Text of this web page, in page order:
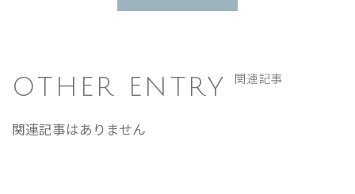
OTHER ENTRY 関連記事
関連記事はありません